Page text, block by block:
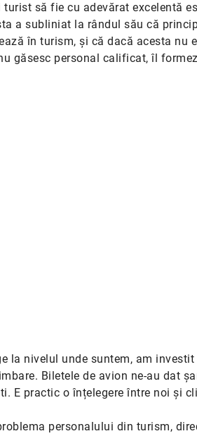
turist să fie cu adevărat excelentă
a subliniat la rândul său că
în turism, și că dacă acesta
găsesc personal calificat, îl
la nivelul unde suntem, am
Biletele de avion ne-au dat
E practic o înțelegere între noi și
personalului din turism,